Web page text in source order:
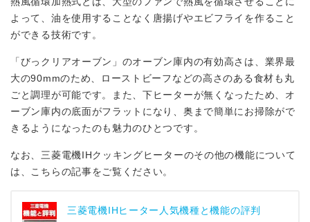
よって、油を使用することなく唐揚げやエビフライを作ること
ができる技術です。
「びっクリアオーブン」のオーブン庫内の有効高さは、業界最
大の90mmのため、ローストビーフなどの高さのある食材も丸
ごと調理が可能です。また、下ヒーターが無くなったため、オ
ーブン庫内の底面がフラットになり、奥まで簡単にお掃除がで
きるようになったのも魅力のひとつです。
なお、三菱電機IHクッキングヒーターのその他の機能について
は、こちらの記事をご覧ください。
三菱電機IHヒーター人気機種と機能の評判